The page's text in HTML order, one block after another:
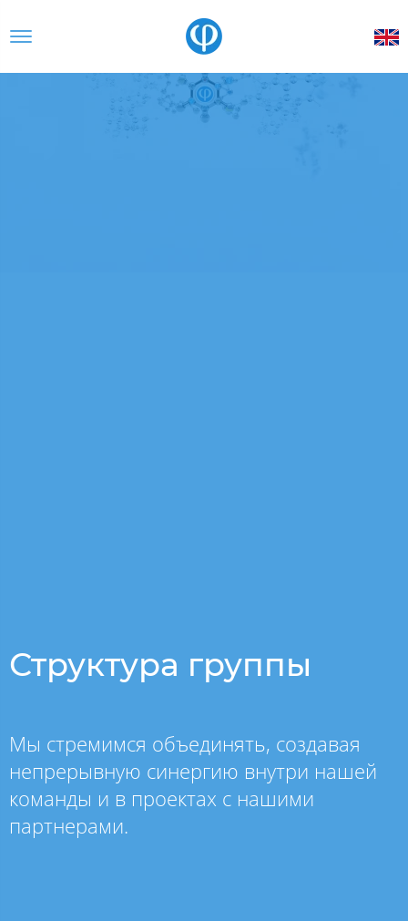
Структура группы
Мы стремимся объединять, создавая
непрерывную синергию внутри нашей
команды и в проектах с нашими
партнерами.